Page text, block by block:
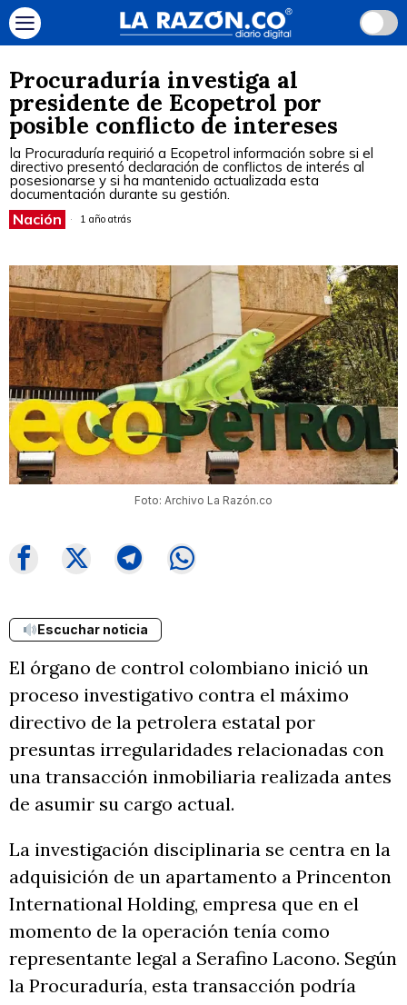
Procuraduría investiga al
presidente de Ecopetrol por
posible conflicto de intereses
la Procuraduría requirió a Ecopetrol información sobre si el
directivo presentó declaración de conflictos de interés al
posesionarse y si ha mantenido actualizada esta
documentación durante su gestión.
Nación 1 año atrás
Foto: Archivo La Razón.co
Escuchar noticia
El órgano de control colombiano inició un
proceso investigativo contra el máximo
directivo de la petrolera estatal por
presuntas irregularidades relacionadas con
una transacción inmobiliaria realizada antes
de asumir su cargo actual.
La investigación disciplinaria se centra en la
adquisición de un apartamento a Princenton
International Holding, empresa que en el
momento de la operación tenía como
representante legal a Serafino Lacono. Según
la Procuraduría, esta transacción podría